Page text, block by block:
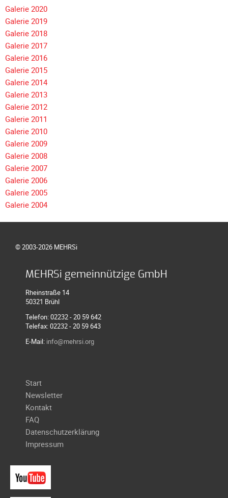
Galerie 2020
Galerie 2019
Galerie 2018
Galerie 2017
Galerie 2016
Galerie 2015
Galerie 2014
Galerie 2013
Galerie 2012
Galerie 2011
Galerie 2010
Galerie 2009
Galerie 2008
Galerie 2007
Galerie 2006
Galerie 2005
Galerie 2004
© 2003-2026 MEHRSi
MEHRSi gemeinnützige GmbH
Rheinstraße 14
50321 Brühl
Telefon: 02232 - 20 59 642
Telefax: 02232 - 20 59 643
E-Mail: info@mehrsi.org
Navigation
überspringen
Start
Newsletter
Kontakt
FAQ
Datenschutzerklärung
Impressum